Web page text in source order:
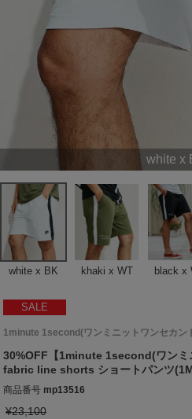
white x
white x BK khaki x WT black x
SALE
1minute 1second(ワンミニットワンセカン
30%OFF【1minute 1second(ワンミ
fabric line shorts ショートパンツ
商品番号 mp13516
¥23,100